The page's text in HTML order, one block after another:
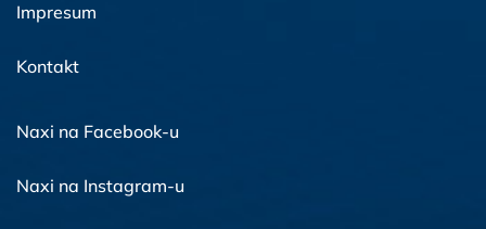
Impresum
Kontakt
Naxi na Facebook-u
Naxi na Instagram-u